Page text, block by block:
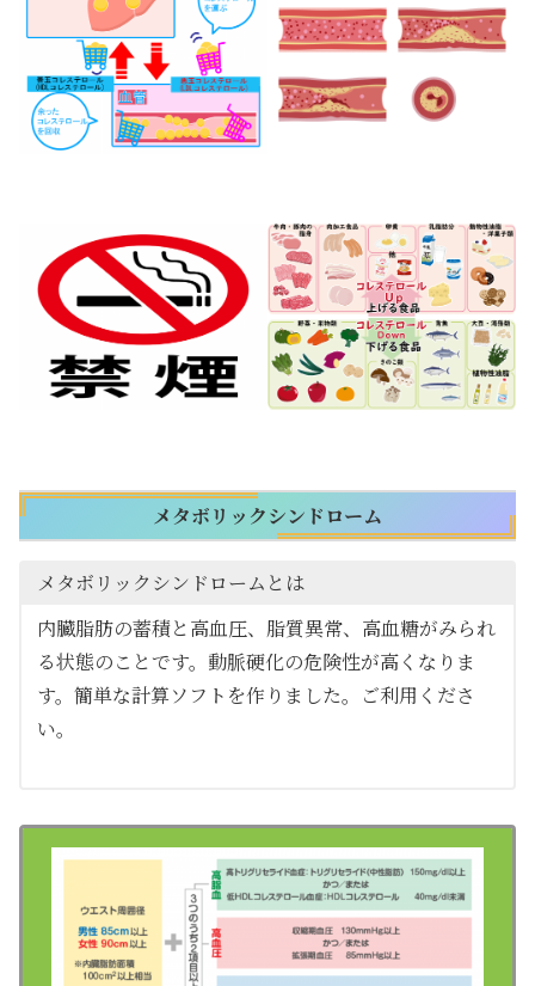
メタボリックシンドローム
メタボリックシンドロームとは
内臓脂肪の蓄積と高血圧、脂質異常、高血糖がみられ
る状態のことです。動脈硬化の危険性が高くなりま
す。簡単な計算ソフトを作りました。ご利用くださ
い。